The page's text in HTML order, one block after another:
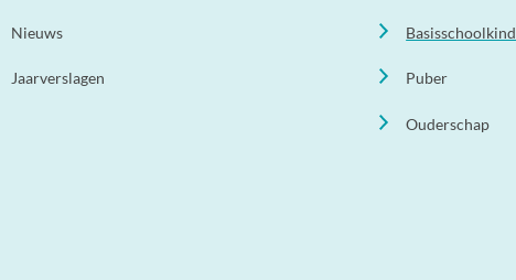
Nieuws
Jaarverslagen
Basisschoolkind
Puber
Ouderschap